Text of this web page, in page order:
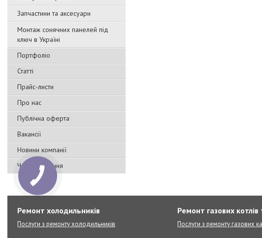
Запчастини та аксесуари
Монтаж сонячних панелей під
ключ в Україні
Портфоліо
Статті
Прайс-листи
Про нас
Публічна оферта
Вакансії
Новини компанії
Часті запитання
Ремонт холодильників
Послуги з ремонту холодильників
Ремонт газових
Послуги з ремонту газових